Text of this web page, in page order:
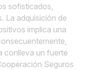
sofisticados,
La adquisición de
implica una
conlleva un fuerte
Seguros